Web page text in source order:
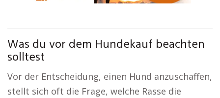
Was du vor dem Hundekauf beachten
solltest
Vor der Entscheidung, einen Hund anzuschaffen,
stellt sich oft die Frage, welche Rasse die